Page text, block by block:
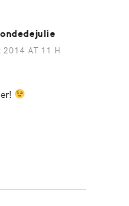
2014 AT 11 H